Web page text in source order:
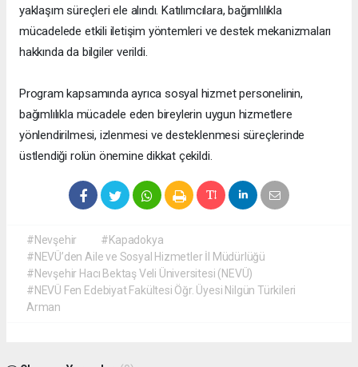
yaklaşım süreçleri ele alındı. Katılımcılara, bağımlılıkla
mücadelede etkili iletişim yöntemleri ve destek mekanizmaları
hakkında da bilgiler verildi.
Program kapsamında ayrıca sosyal hizmet personelinin,
bağımlılıkla mücadele eden bireylerin uygun hizmetlere
yönlendirilmesi, izlenmesi ve desteklenmesi süreçlerinde
üstlendiği rolün önemine dikkat çekildi.
#Nevşehir
#Kapadokya
#NEVÜ’den Aile ve Sosyal Hizmetler İl Müdürlüğü
#Nevşehir Hacı Bektaş Veli Üniversitesi (NEVÜ)
#NEVÜ Fen Edebiyat Fakültesi Öğr. Üyesi Nilgün Türkileri
Arman